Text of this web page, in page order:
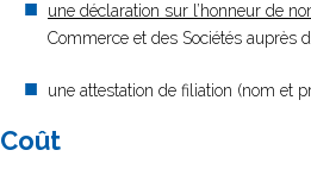
une déclaration sur l’honneur de
Commerce et des Sociétés auprès
une attestation de filiation (nom et
Coût